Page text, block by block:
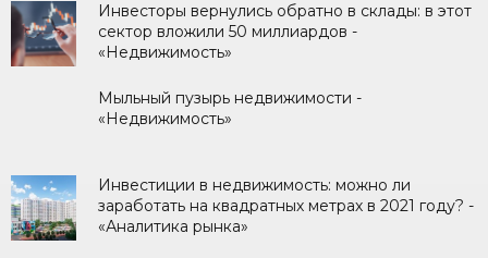
Инвесторы вернулись обратно в склады: в этот
сектор вложили 50 миллиардов -
«Недвижимость»
Мыльный пузырь недвижимости -
«Недвижимость»
Инвестиции в недвижимость: можно ли
заработать на квадратных метрах в 2021 году? -
«Аналитика рынка»